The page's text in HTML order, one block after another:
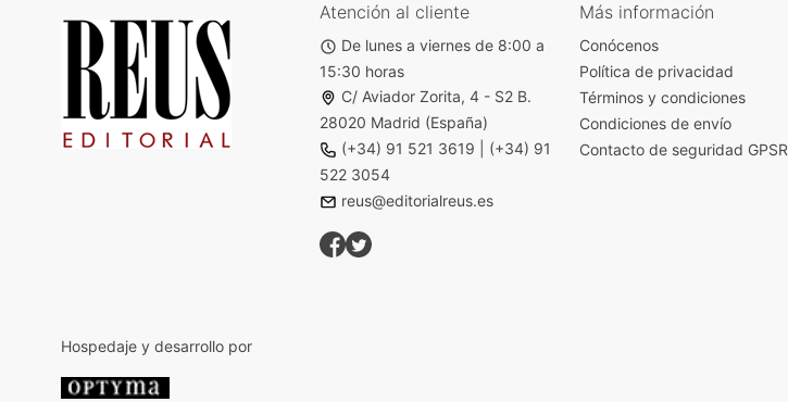
Atención al cliente
De lunes a viernes de 8:00 a
15:30 horas
C/ Aviador Zorita, 4 - S2 B.
28020 Madrid (España)
(+34) 91 521 3619
(+34) 91
522 3054
reus@editorialreus.es
Más información
Conócenos
Política de privacidad
Términos y condiciones
Condiciones de envío
Contacto de seguridad GPSR
Hospedaje y desarrollo por